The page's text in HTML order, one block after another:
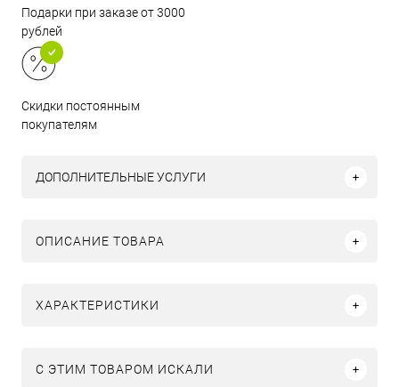
Подарки при заказе от 3000
рублей
Скидки постоянным
покупателям
ДОПОЛНИТЕЛЬНЫЕ УСЛУГИ
ОПИСАНИЕ ТОВАРА
ХАРАКТЕРИСТИКИ
C ЭТИМ ТОВАРОМ ИСКАЛИ